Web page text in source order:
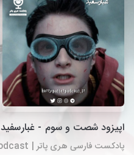
اپیزود شصت و سوم - غبارسفید
پادکست فارسی هری پاتر | Harry Potter Podcast